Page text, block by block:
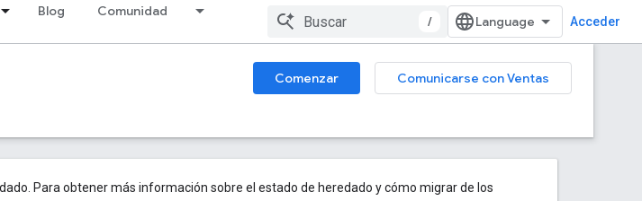
Blog Comunidad
/ Acceder
Comenzar
Comunicarse con Ventas
Para obtener más información sobre el estado de heredado y cómo migrar de los